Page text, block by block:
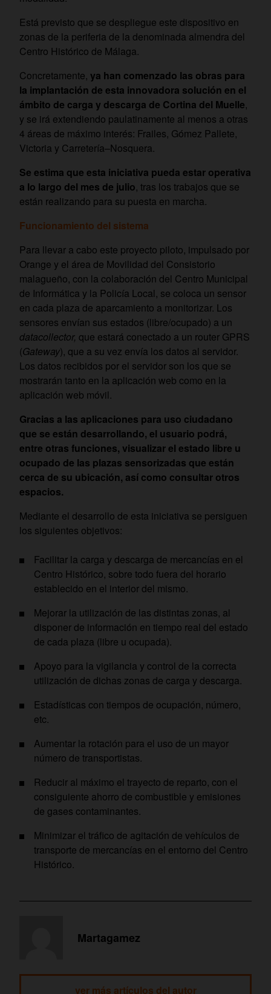
Está previsto que se despliegue este dispositivo en
zonas de la periferia de la denominada almendra del
Centro Histórico de Málaga.
Concretamente, ya han comenzado las obras para
la implantación de esta innovadora solución en el
ámbito de carga y descarga de Cortina del Muelle,
y se irá extendiendo paulatinamente al menos a otras
4 áreas de máximo interés: Frailes, Gómez Pallete,
Victoria y Carretería–Nosquera.
Se estima que esta iniciativa pueda estar operativa
a lo largo del mes de julio, tras los trabajos que se
están realizando para su puesta en marcha.
Funcionamiento del sistema
Para llevar a cabo este proyecto piloto, impulsado por
Orange y el área de Movilidad del Consistorio
malagueño, con la colaboración del Centro Municipal
de Informática y la Policía Local, se coloca un sensor
en cada plaza de aparcamiento a monitorizar. Los
sensores envían sus estados (libre/ocupado) a un
datacollector, que estará conectado a un router GPRS
(Gateway), que a su vez envía los datos al servidor.
Los datos recibidos por el servidor son los que se
mostrarán tanto en la aplicación web como en la
aplicación web móvil.
Gracias a las aplicaciones para uso ciudadano
que se están desarrollando, el usuario podrá,
entre otras funciones, visualizar el estado libre u
ocupado de las plazas sensorizadas que están
cerca de su ubicación, así como consultar otros
espacios.
Mediante el desarrollo de esta iniciativa se persiguen
los siguientes objetivos:
Facilitar la carga y descarga de mercancías en el
Centro Histórico, sobre todo fuera del horario
establecido en el interior del mismo.
Mejorar la utilización de las distintas zonas, al
disponer de información en tiempo real del estado
de cada plaza (libre u ocupada).
Apoyo para la vigilancia y control de la correcta
utilización de dichas zonas de carga y descarga.
Estadísticas con tiempos de ocupación, número,
etc.
Aumentar la rotación para el uso de un mayor
número de transportistas.
Reducir al máximo el trayecto de reparto, con el
consiguiente ahorro de combustible y emisiones
de gases contaminantes.
Minimizar el tráfico de agitación de vehículos de
transporte de mercancías en el entorno del Centro
Histórico.
Martagamez
ver más artículos del autor